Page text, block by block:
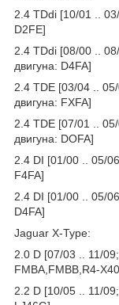
2.4 TDdi [10/01 ..
D2FE]
2.4 TDdi [08/00 ..
двигуна: D4FA]
2.4 TDE [03/04 ..
двигуна: FXFA]
2.4 TDE [07/01 ..
двигуна: DOFA]
2.4 DI [01/00 .. 05/
F4FA]
2.4 DI [01/00 .. 05/
D4FA]
Jaguar X-Type:
2.0 D [07/03 .. 11/
FMBA,FMBB,R4-
2.2 D [10/05 .. 11/